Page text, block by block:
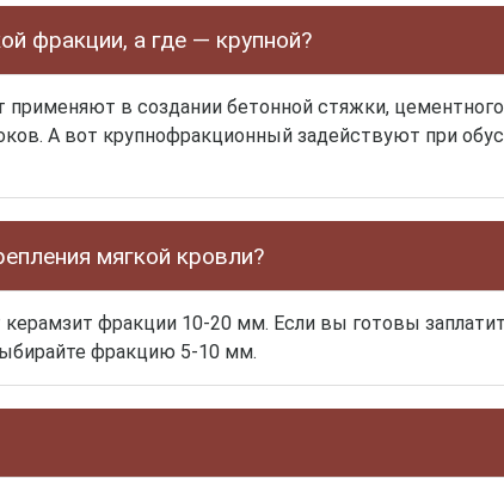
фракции, а где — крупной?
в создании бетонной стяжки,
А вот крупнофракционный задействуют при
мягкой кровли?
фракции 10-20 мм. Если вы готовы
фракцию 5-10 мм.